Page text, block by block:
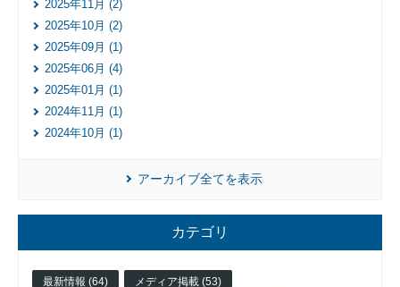
業
先
2025年11月 (2)
2025年10月 (2)
2025年09月 (1)
2025年06月 (4)
2025年01月 (1)
2024年11月 (1)
2024年10月 (1)
アーカイブ全てを表示
カテゴリ
最新情報 (64) メディア掲載 (53)